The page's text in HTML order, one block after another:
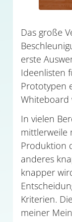
Das große
erste
Ideenlisten
Prototypen
Whiteboard
In vielen
mittlerweile
Produktion
anderes
knapper
Kriterien.
meiner